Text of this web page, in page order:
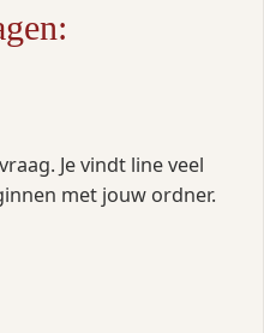
Je vindt line veel
met jouw ordner.